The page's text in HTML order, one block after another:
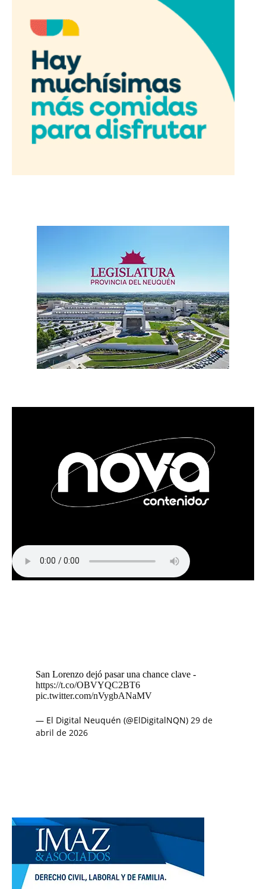
San Lorenzo dejó pasar una chance clave -
https://t.co/OBVYQC2BT6
pic.twitter.com/nVygbANaMV
— El Digital Neuquén (@ElDigitalNQN) 29 de
abril de 2026